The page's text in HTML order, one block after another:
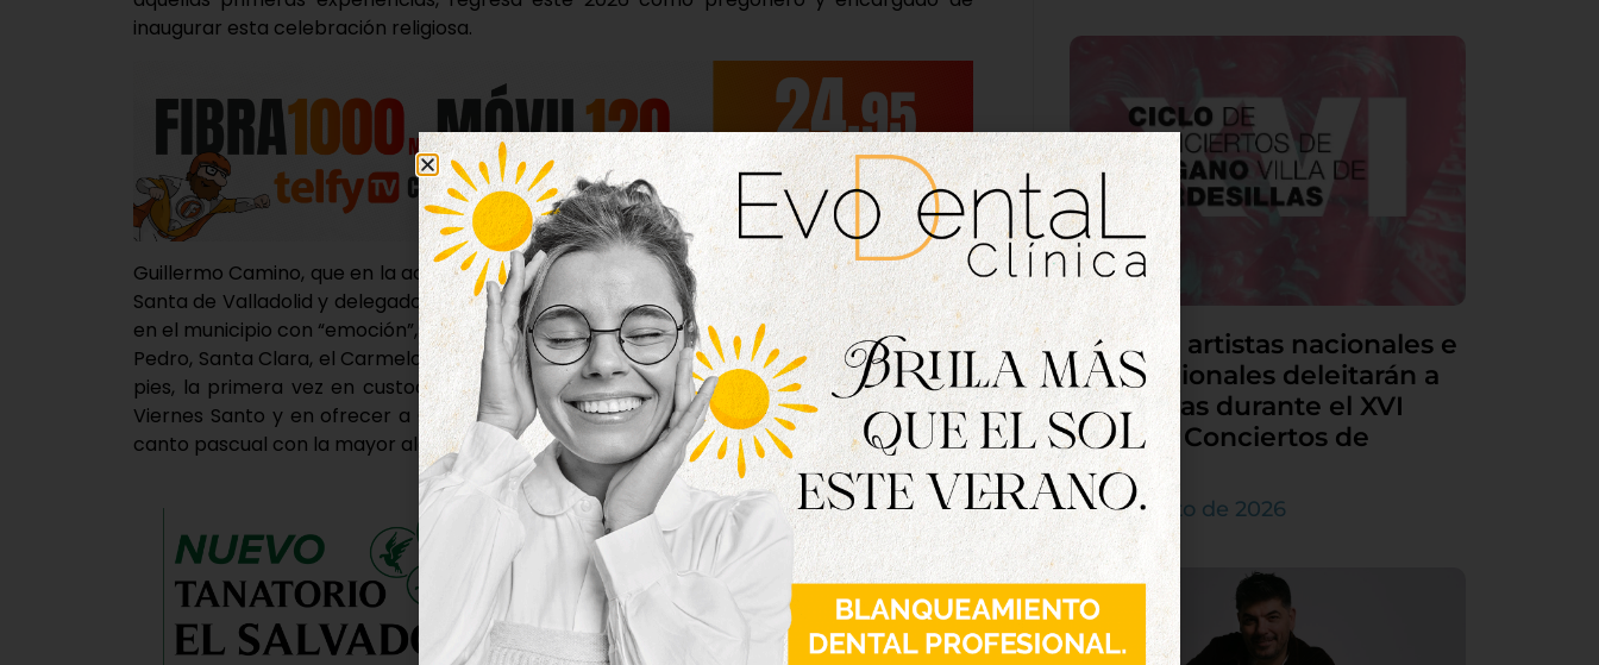
inaugurar esta celebración religiosa.
Guillermo Camino, que en la actualidad es consiliario de la Junta de Cofradías de Semana
Santa de Valladolid y delegado de religiosidad popular, recuerda su primer Triduo Pascual
en el municipio con “emoción”, pues, para él, “aquellas primeras veces están ligadas a San
Pedro, Santa Clara, el Carmelo y el Montico”. “En Tordesillas realicé el primer lavatorio de
pies, la primera vez en custodiar el Monumento, la primera vez en desnudar la cruz el
Viernes Santo y en ofrecer a Cristo como árbol de vida, y la primera vez en entonar el
canto pascual con la mayor alegría de la vida”.
Grandes artistas nacionales e
internacionales deleitarán a
Tordesillas durante el XVI
Ciclo de Conciertos de
Órgano
4 de agosto de 2026